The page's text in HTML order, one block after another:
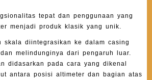
tepat dan penggunaan yang
menjadi produk klasik yang unik.
skala diintegrasikan ke dalam casing
melindunginya dari pengaruh luar.
didasarkan pada cara yang dikenal
antara posisi altimeter dan bagian atas